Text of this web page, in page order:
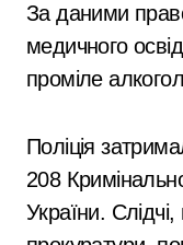
За даними
медичного
проміле
Поліція
208
України.